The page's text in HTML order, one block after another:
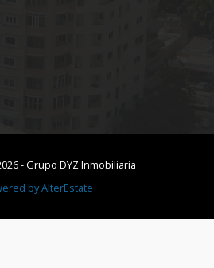
-Grupo DYZ Inmobiliaria
byAlterEstate